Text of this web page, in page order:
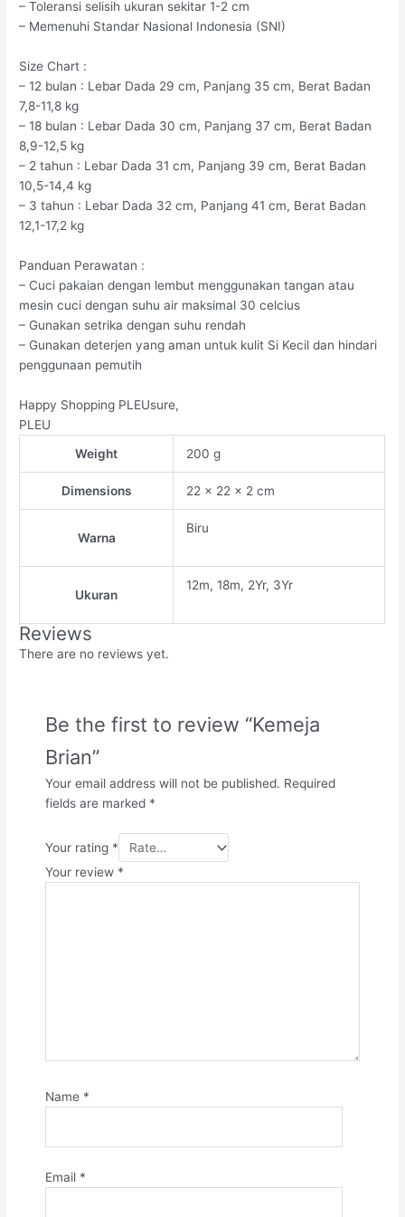
– Toleransi selisih ukuran sekitar 1-2 cm
– Memenuhi Standar Nasional Indonesia (SNI)
Size Chart :
– 12 bulan : Lebar Dada 29 cm, Panjang 35 cm, Berat Badan
7,8-11,8 kg
– 18 bulan : Lebar Dada 30 cm, Panjang 37 cm, Berat Badan
8,9-12,5 kg
– 2 tahun : Lebar Dada 31 cm, Panjang 39 cm, Berat Badan
10,5-14,4 kg
– 3 tahun : Lebar Dada 32 cm, Panjang 41 cm, Berat Badan
12,1-17,2 kg
Panduan Perawatan :
– Cuci pakaian dengan lembut menggunakan tangan atau
mesin cuci dengan suhu air maksimal 30 celcius
– Gunakan setrika dengan suhu rendah
– Gunakan deterjen yang aman untuk kulit Si Kecil dan hindari
penggunaan pemutih
Happy Shopping PLEUsure,
PLEU
Weight
200 g
Dimensions 22 × 22 × 2 cm
Warna
Biru
Ukuran
12m, 18m, 2Yr, 3Yr
Reviews
There are no reviews yet.
Be the first to review “Kemeja
Brian”
Your email address will not be published. Required
fields are marked *
Your rating *
Your review *
Name *
Email *